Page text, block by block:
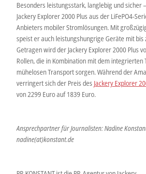
Besonders leistungsstark, langlebig und sicher
Jackery Explorer 2000 Plus aus der LiFePO4-
Anbieters mobiler Stromlösungen. Mit
speist er auch leistungshungrige Geräte mit bis
Getragen wird der Jackery Explorer 2000 Plus
Rollen, die in Kombination mit dem
mühelosen Transport sorgen. Während der
verringert sich der Preis des Jackery Explorer
von 2299 Euro auf 1839 Euro.
Ansprechpartner für Journalisten: Nadine
nadine(at)konstant.de